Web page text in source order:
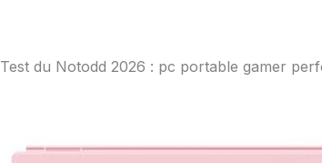
Test du Notodd 2026 : pc portable gamer